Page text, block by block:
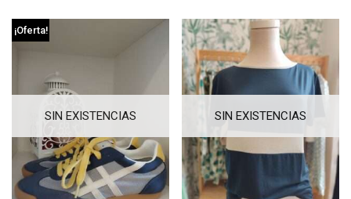
SIN EXISTENCIAS
¡Oferta!
SIN EXISTENCIAS